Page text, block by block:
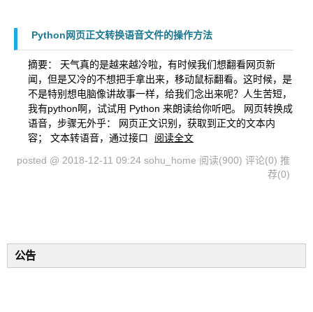
Python网页正文转换语音文件的操作方法
摘要： 天气真的是越来越冷啦，有时候我们想翻看网页新
闻，但是又冷的不想把手拿出来，移动鼠标翻看。这时候，是
不是特别想电脑像讲故事一样，给我们念出来呢？人生苦短，
我有python啊，试试用 Python 来朗读给你听吧。 网页转换成
语音，步骤无外乎： 网页正文识别，获取到正文的文本内
容； 文本转语音，通过接口
阅读全文
posted @ 2018-12-11 09:24 sohu_home 阅读(900) 评论(0) 推
荐(0)
公告